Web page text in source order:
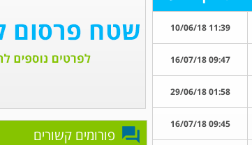
11:39 10/06/18
09:47 16/07/18
01:58 29/06/18
09:45 16/07/18
פורומים קשורים